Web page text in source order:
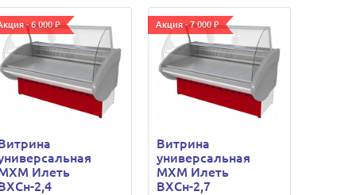
- 6 000 ₽
Илеть
2,4
Акция - 7 000 ₽
Витрина
универсальная
МХМ Илеть
ВХСн-2,7